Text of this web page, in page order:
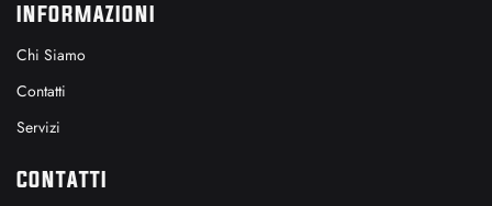
INFORMAZIONI
Chi Siamo
Contatti
Servizi
CONTATTI